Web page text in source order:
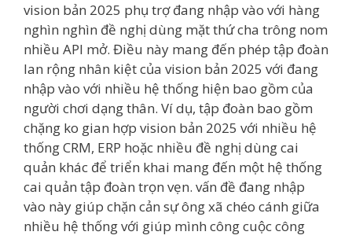
vision bản 2025 phụ trợ đang nhập vào với hàng
nghìn nghìn đề nghị dùng mặt thứ cha trông nom
nhiều API mở. Điều này mang đến phép tập đoàn
lan rộng nhân kiệt của vision bản 2025 với đang
nhập vào với nhiều hệ thống hiện bao gồm của
người chơi dạng thân. Ví dụ, tập đoàn bao gồm
chặng ko gian hợp vision bản 2025 với nhiều hệ
thống CRM, ERP hoặc nhiều đề nghị dùng cai
quản khác để triển khai mang đến một hệ thống
cai quản tập đoàn trọn vẹn. vấn đề đang nhập
vào này giúp chặn cản sự ông xã chéo cánh giữa
nhiều hệ thống với giúp mình công cuộc công